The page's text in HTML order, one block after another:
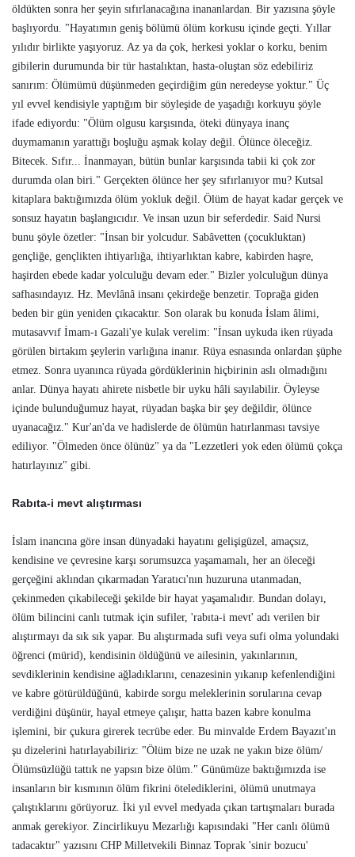
öldükten sonra her şeyin sıfırlanacağına inananlardan. Bir yazısına şöyle
başlıyordu. "Hayatımın geniş bölümü ölüm korkusu içinde geçti. Yıllar
yılıdır birlikte yaşıyoruz. Az ya da çok, herkesi yoklar o korku, benim
gibilerin durumunda bir tür hastalıktan, hasta-oluştan söz edebiliriz
sanırım: Ölümümü düşünmeden geçirdiğim gün neredeyse yoktur." Üç
yıl evvel kendisiyle yaptığım bir söyleşide de yaşadığı korkuyu şöyle
ifade ediyordu: "Ölüm olgusu karşısında, öteki dünyaya inanç
duymamanın yarattığı boşluğu aşmak kolay değil. Ölünce öleceğiz.
Bitecek. Sıfır... İnanmayan, bütün bunlar karşısında tabii ki çok zor
durumda olan biri." Gerçekten ölünce her şey sıfırlanıyor mu? Kutsal
kitaplara baktığımızda ölüm yokluk değil. Ölüm de hayat kadar gerçek ve
sonsuz hayatın başlangıcıdır. Ve insan uzun bir seferdedir. Said Nursi
bunu şöyle özetler: "İnsan bir yolcudur. Sabâvetten (çocukluktan)
gençliğe, gençlikten ihtiyarlığa, ihtiyarlıktan kabre, kabirden haşre,
haşirden ebede kadar yolculuğu devam eder." Bizler yolculuğun dünya
safhasındayız. Hz. Mevlânâ insanı çekirdeğe benzetir. Toprağa giden
beden bir gün yeniden çıkacaktır. Son olarak bu konuda İslam âlimi,
mutasavvıf İmam-ı Gazali'ye kulak verelim: "İnsan uykuda iken rüyada
görülen birtakım şeylerin varlığına inanır. Rüya esnasında onlardan şüphe
etmez. Sonra uyanınca rüyada gördüklerinin hiçbirinin aslı olmadığını
anlar. Dünya hayatı ahirete nisbetle bir uyku hâli sayılabilir. Öyleyse
içinde bulunduğumuz hayat, rüyadan başka bir şey değildir, ölünce
uyanacağız." Kur'an'da ve hadislerde de ölümün hatırlanması tavsiye
ediliyor. "Ölmeden önce ölünüz" ya da "Lezzetleri yok eden ölümü çokça
hatırlayınız" gibi.
Rabıta-i mevt alıştırması
İslam inancına göre insan dünyadaki hayatını gelişigüzel, amaçsız,
kendisine ve çevresine karşı sorumsuzca yaşamamalı, her an öleceği
gerçeğini aklından çıkarmadan Yaratıcı'nın huzuruna utanmadan,
çekinmeden çıkabileceği şekilde bir hayat yaşamalıdır. Bundan dolayı,
ölüm bilincini canlı tutmak için sufiler, 'rabıta-i mevt' adı verilen bir
alıştırmayı da sık sık yapar. Bu alıştırmada sufi veya sufi olma yolundaki
öğrenci (mürid), kendisinin öldüğünü ve ailesinin, yakınlarının,
sevdiklerinin kendisine ağladıklarını, cenazesinin yıkanıp kefenlendiğini
ve kabre götürüldüğünü, kabirde sorgu meleklerinin sorularına cevap
verdiğini düşünür, hayal etmeye çalışır, hatta bazen kabre konulma
işlemini, bir çukura girerek tecrübe eder. Bu minvalde Erdem Bayazıt'ın
şu dizelerini hatırlayabiliriz: "Ölüm bize ne uzak ne yakın bize ölüm/
Ölümsüzlüğü tattık ne yapsın bize ölüm." Günümüze baktığımızda ise
insanların bir kısmının ölüm fikrini ötelediklerini, ölümü unutmaya
çalıştıklarını görüyoruz. İki yıl evvel medyada çıkan tartışmaları burada
anmak gerekiyor. Zincirlikuyu Mezarlığı kapısındaki "Her canlı ölümü
tadacaktır" yazısını CHP Milletvekili Binnaz Toprak 'sinir bozucu'